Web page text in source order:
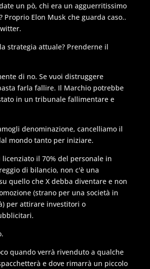
un pò, chi era un agguerritissimo
Proprio Elon Musk che guarda caso..
strategia attuale? Prenderne il
di no. Se vuoi distruggere
farla fallire. Il Marchio potrebbe
in un tribunale fallimentare e
denominazione, cancelliamo il
mondo tanto per iniziare.
licenziato il 70% del personale in
di bilancio, non c'è una
quello che X debba diventare e non
(strano per una società in
per attirare investitori o
quando verrà rivenduto a qualche
e dove rimarrà un piccolo